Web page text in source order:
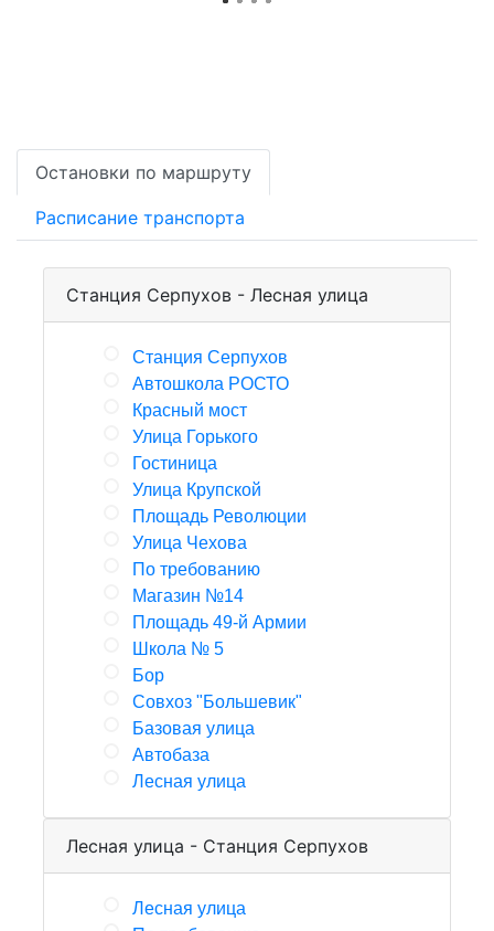
Остановки по маршруту
Расписание транспорта
Станция Серпухов - Лесная улица
Станция Серпухов
Автошкола РОСТО
Красный мост
Улица Горького
Гостиница
Улица Крупской
Площадь Революции
Улица Чехова
По требованию
Магазин №14
Площадь 49-й Армии
Школа № 5
Бор
Совхоз "Большевик"
Базовая улица
Автобаза
Лесная улица
Лесная улица - Станция Серпухов
Лесная улица